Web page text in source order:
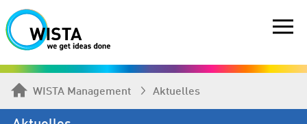
WISTA Management Aktuelles